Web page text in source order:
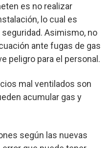
es no realizar
lo cual es
Asimismo, no
ante fugas de gas
peligro para el personal.
mal ventilados son
acumular gas y
según las nuevas